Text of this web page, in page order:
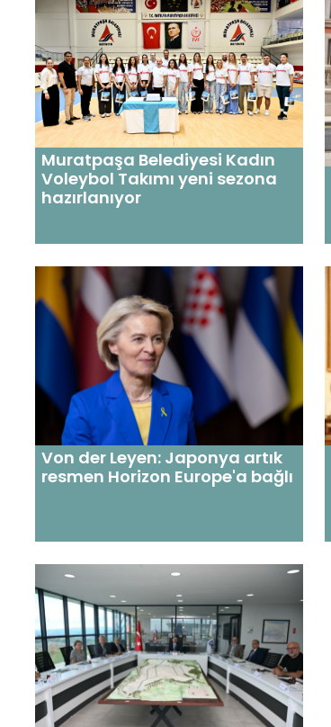
Muratpaşa Belediyesi Kadın
Voleybol Takımı yeni sezona
hazırlanıyor
Von der Leyen: Japonya artık
resmen Horizon Europe'a bağlı